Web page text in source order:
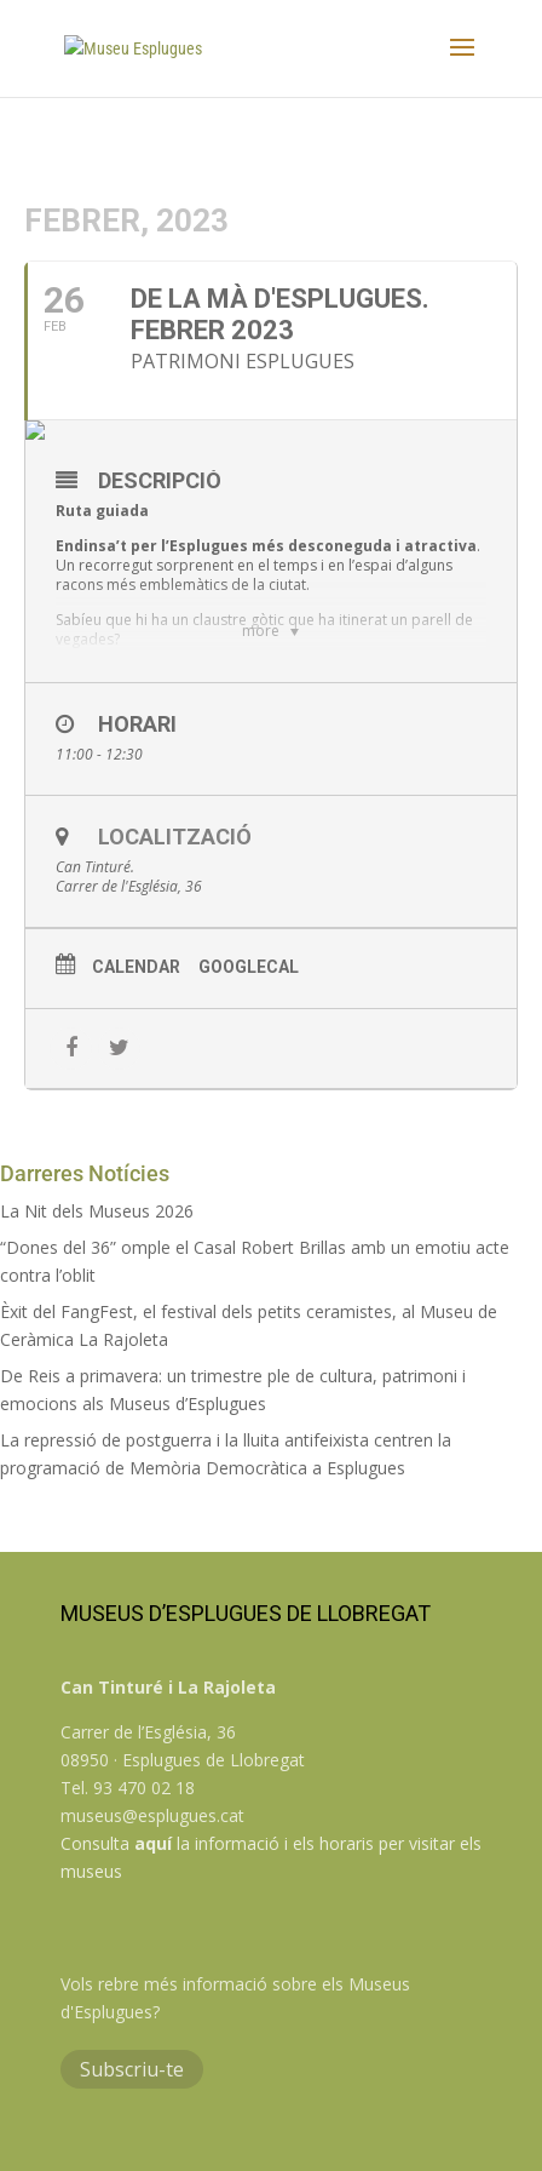
FEBRER, 2023
26
FEB
DE LA MÀ D'ESPLUGUES.
FEBRER 2023
PATRIMONI ESPLUGUES
more
DESCRIPCIÓ
Ruta guiada
Endinsa’t per l’Esplugues més desconeguda i atractiva.
Un recorregut sorprenent en el temps i en l’espai d’alguns
racons més emblemàtics de la ciutat.
Sabíeu que hi ha un claustre gòtic que ha itinerat un parell de
vegades?
Inscripcions online aquí
Punt de trobada: recepció del Museu Can Tinturé
Amb inscripció prèvia al 93 470 02 18 o
museus@esplugues.cat
HORARI
11:00 - 12:30
LOCALITZACIÓ
Can Tinturé.
Carrer de l'Església, 36
CALENDAR GOOGLECAL
Darreres Notícies
La Nit dels Museus 2026
“Dones del 36” omple el Casal Robert Brillas amb un emotiu acte
contra l’oblit
Èxit del FangFest, el festival dels petits ceramistes, al Museu de
Ceràmica La Rajoleta
De Reis a primavera: un trimestre ple de cultura, patrimoni i
emocions als Museus d’Esplugues
La repressió de postguerra i la lluita antifeixista centren la
programació de Memòria Democràtica a Esplugues
MUSEUS D’ESPLUGUES DE LLOBREGAT
Can Tinturé i La Rajoleta
Carrer de l’Església, 36
08950 · Esplugues de Llobregat
Tel. 93 470 02 18
museus@esplugues.cat
Consulta aquíla informació i els horaris per visitar els
museus
Vols rebre més informació sobre els Museus
d'Esplugues?
Subscriu-te